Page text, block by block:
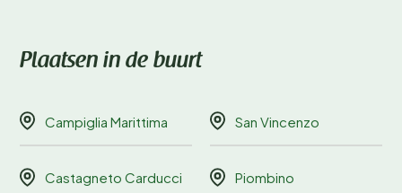
Plaatsen in de buurt
Campiglia Marittima San Vincenzo
Castagneto Carducci Piombino